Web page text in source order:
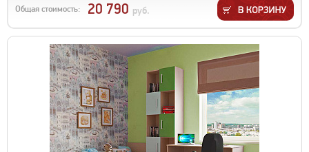
Общая стоимость: 20 790 руб.